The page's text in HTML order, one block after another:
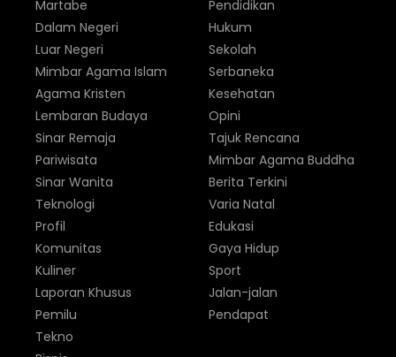
Martabe
Dalam Negeri
Luar Negeri
Pendidikan
Hukum
Sekolah
Mimbar Agama Islam
Agama Kristen
Lembaran Budaya
Sinar Remaja
Pariwisata
Sinar Wanita
Serbaneka
Kesehatan
Opini
Tajuk Rencana
Mimbar Agama Buddha
Berita Terkini
Teknologi
Profil
Komunitas
Kuliner
Laporan Khusus
Pemilu
Varia Natal
Edukasi
Gaya Hidup
Sport
Jalan-jalan
Pendapat
Tekno